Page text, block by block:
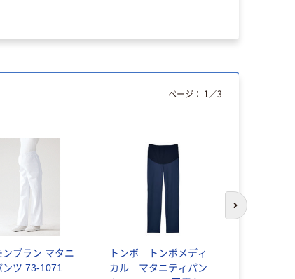
ンブラン マタニ
ンツ 73-1071
トンボ トンボメディ
カル マタニティパン
ページ： 1 ／3
次のスライド